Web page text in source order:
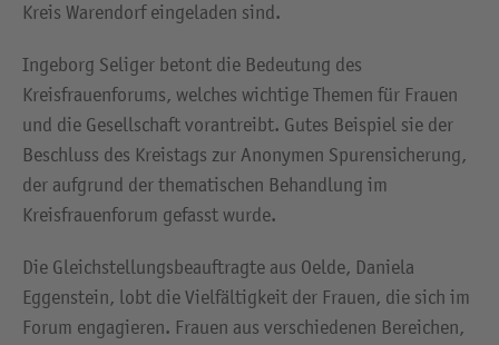
Kreis Warendorf eingeladen sind.
Ingeborg Seliger betont die Bedeutung des
Kreisfrauenforums, welches wichtige Themen für Frauen
und die Gesellschaft vorantreibt. Gutes Beispiel sie der
Beschluss des Kreistags zur Anonymen Spurensicherung,
der aufgrund der thematischen Behandlung im
Kreisfrauenforum gefasst wurde.
Die Gleichstellungsbeauftragte aus Oelde, Daniela
Eggenstein, lobt die Vielfältigkeit der Frauen, die sich im
Forum engagieren. Frauen aus verschiedenen Bereichen,